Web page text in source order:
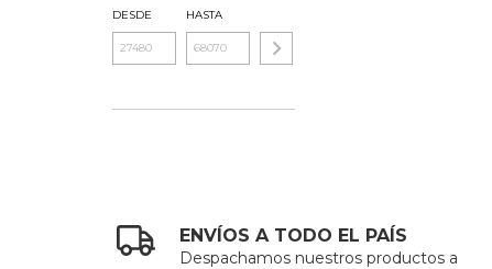
DESDE HASTA
ENVÍOS A TODO EL PAÍS
Despachamos nuestros productos a